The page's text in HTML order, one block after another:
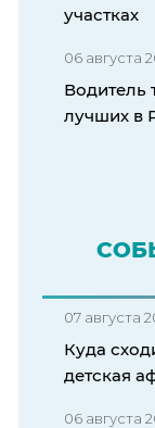
участках
06 августа
Водитель
лучших в
07 августа
Куда
детская
06 августа